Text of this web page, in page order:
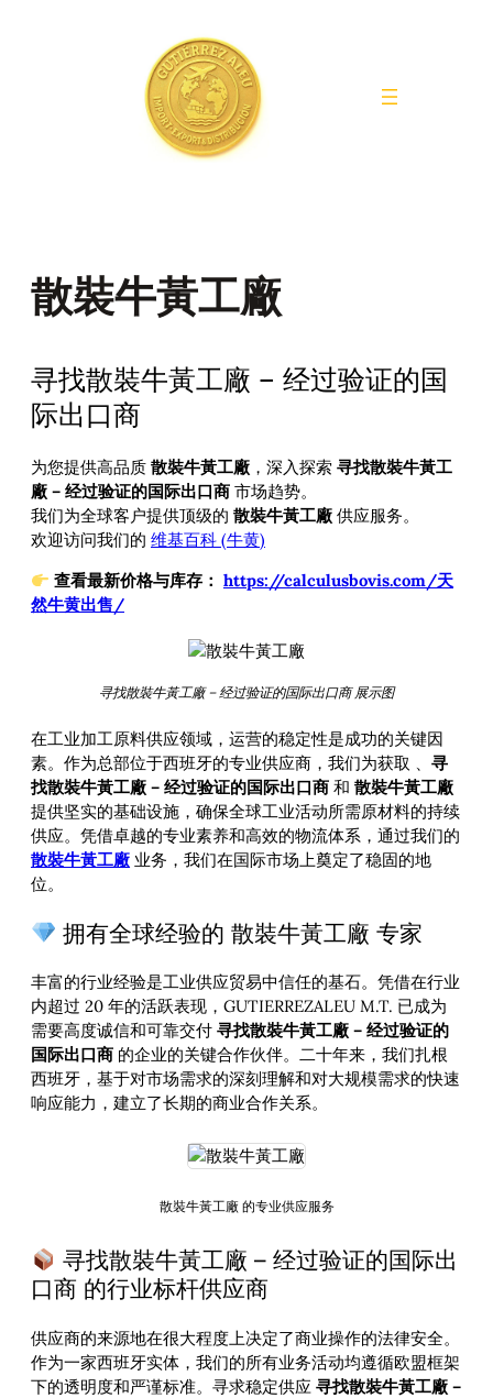
散裝牛黃工廠
寻找散裝牛黃工廠 – 经过验证的国
际出口商
为您提供高品质 散裝牛黃工廠 ，深入探索 寻找散裝牛黃工
廠 – 经过验证的国际出口商 市场趋势。
我们为全球客户提供顶级的 散裝牛黃工廠 供应服务。
欢迎访问我们的 维基百科 (牛黄)
查看最新价格与库存： https://calculusbovis.com/天
然牛黄出售/
寻找散裝牛黃工廠 – 经过验证的国际出口商 展示图
在工业加工原料供应领域，运营的稳定性是成功的关键因
素。作为总部位于西班牙的专业供应商，我们为获取 、 寻
找散裝牛黃工廠 – 经过验证的国际出口商 和 散裝牛黃工廠
提供坚实的基础设施，确保全球工业活动所需原材料的持续
供应。凭借卓越的专业素养和高效的物流体系，通过我们的
散裝牛黃工廠 业务，我们在国际市场上奠定了稳固的地
位。
拥有全球经验的 散裝牛黃工廠 专家
丰富的行业经验是工业供应贸易中信任的基石。凭借在行业
内超过 20 年的活跃表现，GUTIERREZALEU M.T. 已成为
需要高度诚信和可靠交付 寻找散裝牛黃工廠 – 经过验证的
国际出口商 的企业的关键合作伙伴。二十年来，我们扎根
西班牙，基于对市场需求的深刻理解和对大规模需求的快速
响应能力，建立了长期的商业合作关系。
散裝牛黃工廠 的专业供应服务
寻找散裝牛黃工廠 – 经过验证的国际出
口商 的行业标杆供应商
供应商的来源地在很大程度上决定了商业操作的法律安全。
作为一家西班牙实体，我们的所有业务活动均遵循欧盟框架
下的透明度和严谨标准。寻求稳定供应 寻找散裝牛黃工廠 –